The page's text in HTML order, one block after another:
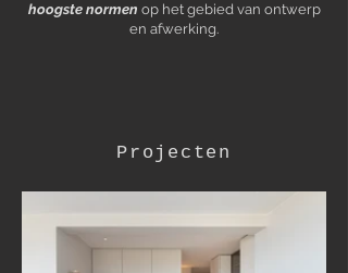
hoogste normen op het gebied van ontwerp
en afwerking.
Projecten